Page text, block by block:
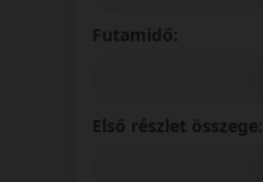
Futamidő:
Első részlet összege: